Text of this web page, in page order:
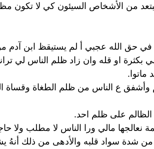
من الأشخاص السيئون كي لا تكون
في حق الله عجبي أ لم يستيقظ ابن آدم
بكثرة او قله وان زاد ظلم الناس لي
ماتوا.
وأشفق ع الناس من ظلم الطغاة وقساة
الظالم على ظلم احد.
نعالجها مالي ورا الناس لا مطلب ولا
شدة سواد قلبه والأدهى من ذلك أنهُ